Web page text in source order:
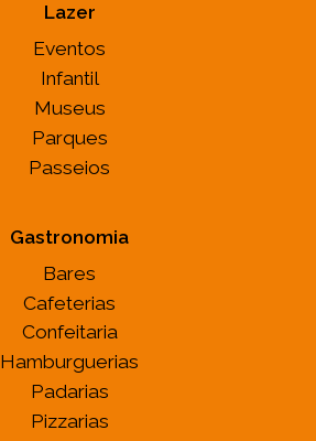
Lazer
Eventos
Infantil
Museus
Parques
Passeios
Gastronomia
Bares
Cafeterias
Confeitaria
Hamburguerias
Padarias
Pizzarias